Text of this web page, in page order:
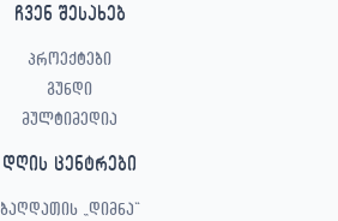
ჩვენ შესახებ
პროექტები
გუნდი
მულტიმედია
დღის ცენტრები
ბაღდათის „დიმნა“